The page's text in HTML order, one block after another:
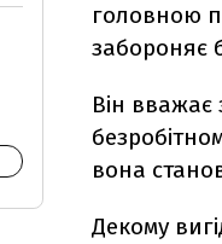
головною
забороняє
Він вважає
вона
Декому